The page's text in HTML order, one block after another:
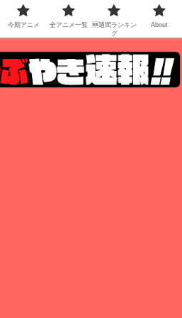
今期アニメ 全アニメ一覧
🆕週間ランキン
グ
About